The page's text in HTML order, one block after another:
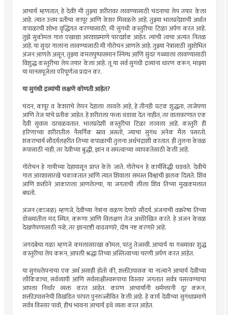
आचार्य म्हणतात, हे देवी! मी तुझ्या शरीरावर लावण्यासाठी चंदनाचा लेप तयार केला
आहे. त्यात उत्तम प्रतीचा कापूर आणि केशर मिसळले आहे. तुझ्या भालप्रदेशाची अर्थात
कपाळाची शोभा वृद्धिंगत करण्यासाठी, मी सुगंधी कस्तुरीचा टिळा अर्पण करत आहे.
तुझे सुकोमल गाल एखाद्या आरशाप्रमाणे पारदर्शक आहेत. त्यांची त्वचा अत्यंत नितळ
आहे. या सुंदर गालांना लावण्यासाठी मी गोरोचन आणले आहे. तुझ्या नेत्रांसाठी सुशोभित
अंजन आणले असून, तुझ्या कमलपुष्पासमान स्निग्ध आणि सुंदर गळ्याला लावण्यासाठी
विशुद्ध कस्तुरीचा लेप तयार केला आहे. तू या सर्व सुगंधी द्रव्यांना धारण करून, माझ्या
या मानसपूजेला परिपूर्णत्व प्रदान कर.
या सुगंधी द्रव्यांची लक्षणे कोणती आहेत?
चंदन, कापूर व केशराचे लेपन देहाला लावले आहे, हे तीनही घटक शुद्धता, ताजेपणा
आणि तेज यांचे प्रतीक आहेत. हे शरीराला फक्त थंडावा देत नाहीत, तर वातावरणात एक
दैवी सुवास दरवळवतात. भालप्रदेशी कस्तुरीचा टिळा लावला आहे. कस्तुरी ही
हरिणाच्या शरीरातील नैसर्गिक स्राव असतो, ज्याचा सुगंध अनेक मैल पसरतो.
शंकराचार्य सौंदर्यलहरीत तिच्या कपाळाची तुलना अर्धचंद्राशी करतात. ही तुलना केवळ
रूपासाठी नाही, तर देवीच्या बुद्धी, ज्ञान व समत्वाच्या व्यापकतेसाठी केली आहे.
गोरोचन हे गायीच्या देहापासून प्राप्त केले जाते. गोरोचन हे कार्यसिद्धी घडवते. देवीचे
गाल आरशासारखे चकाकतात आणि त्यात शिवाला समस्त विश्वाची झलक दिसते. शिव
आणि शक्तीने आकाराला आणलेल्या, या जगताची लीला शिव तिच्या मुखकमलात
बघतो.
अंजन (काजळ) म्हणजे, देवीच्या नेत्रांना वळण देणारे सौंदर्य. अंजनाची वक्ररेषा तिच्या
डोळ्यांतील मंद स्मित, करूणा आणि विलक्षण तेज अधोरेखित करते. हे अंजन केवळ
देखणेपणासाठी नव्हे, तर ज्ञानदृष्टी वाढवणारे, दोष नष्ट करणारे आहे.
जगदंबेचा गळा म्हणजे कमलासारखा कोमल, परंतु तेजस्वी. आचार्य या गळ्यावर शुद्ध
कस्तुरीचा लेप करून, आपली श्रद्धा तिच्या अस्तित्वाच्या चरणी अर्पण करत आहेत.
या सुगंधलेपनाचा एक अर्थ असाही होतो की, शक्तीउपासक या नात्याने आचार्य देवीच्या
लौकिकाचा, सर्वव्यापी आणि सर्वसाक्षीस्वरूपाचा विस्तार जगतात सर्वत्र पसरवण्याचा
आपला निर्धार व्यक्त करत आहेत. कारण आचार्यांनी धर्मग्लानी दूर करून,
शक्तीउपासनेची विखंडित परंपरा पुनरुज्जीवित केली आहे. हे कार्य देवीच्या सुगंधाप्रमाणे
सर्वत्र विस्तार पावो, हीच भावना आचार्य इथे व्यक्त करत आहेत.